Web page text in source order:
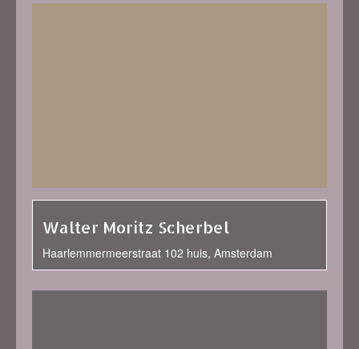
Walter Moritz Scherbel
Haarlemmermeerstraat 102 huis, Amsterdam